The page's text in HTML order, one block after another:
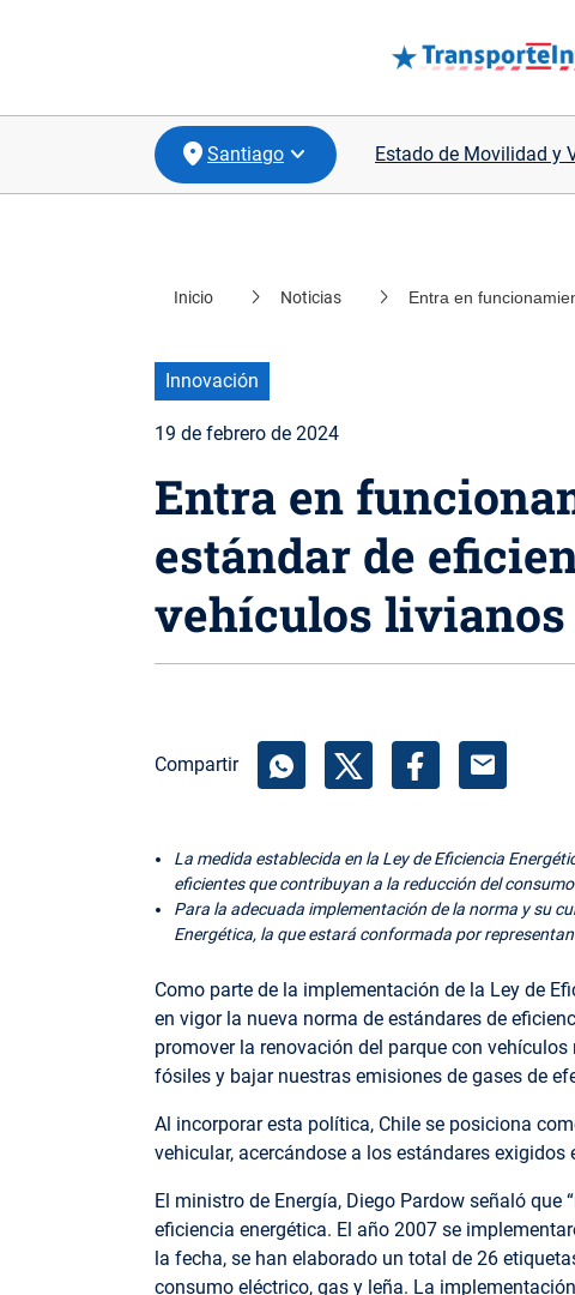
Santiago
location_onCoquimbo
location_onValparaíso
location_onBiobío
Estado de Movilidad y
Inicio Noticias Entra en
Innovación
19 de febrero de 2024
Entra en
estándar de
vehículos livianos
Compartir mail
La medida establecida en la Ley de Eficiencia
eficientes que contribuyan a la reducción del
Para la adecuada implementación de la norma y su
Energética, la que estará conformada por
Como parte de la implementación de la Ley de
en vigor la nueva norma de estándares de
promover la renovación del parque con
fósiles y bajar nuestras emisiones de gases de
Al incorporar esta política, Chile se posiciona
vehicular, acercándose a los estándares exigidos
El ministro de Energía, Diego Pardow señaló
eficiencia energética. El año 2007 se
la fecha, se han elaborado un total de 26
consumo eléctrico, gas y leña. La